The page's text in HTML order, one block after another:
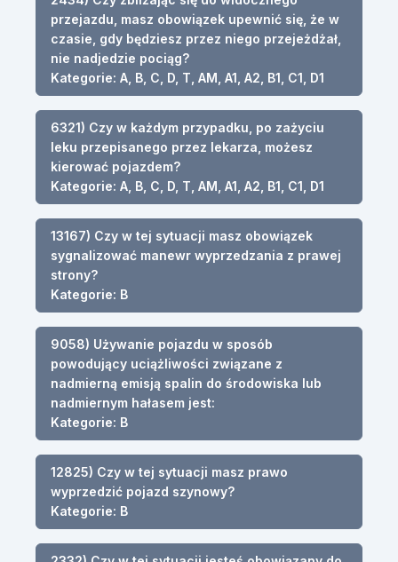
przejazdu, masz obowiązek upewnić się, że w
czasie, gdy będziesz przez niego przejeżdżał,
nie nadjedzie pociąg?
Kategorie: A, B, C, D, T, AM, A1, A2, B1, C1, D1
6321) Czy w każdym przypadku, po zażyciu
leku przepisanego przez lekarza, możesz
kierować pojazdem?
Kategorie: A, B, C, D, T, AM, A1, A2, B1, C1, D1
13167) Czy w tej sytuacji masz obowiązek
sygnalizować manewr wyprzedzania z prawej
strony?
Kategorie: B
9058) Używanie pojazdu w sposób
powodujący uciążliwości związane z
nadmierną emisją spalin do środowiska lub
nadmiernym hałasem jest:
Kategorie: B
12825) Czy w tej sytuacji masz prawo
wyprzedzić pojazd szynowy?
Kategorie: B